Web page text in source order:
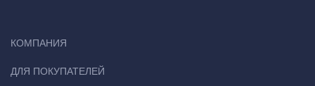
КОМПАНИЯ
ДЛЯ ПОКУПАТЕЛЕЙ